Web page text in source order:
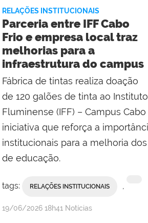
IFF
Campus
Cabo
Frio
RELAÇÕES INSTITUCIONAIS
Parceria entre IFF Cabo
Frio e empresa local traz
melhorias para a
infraestrutura do campus
Fábrica de tintas realiza doação
de 120 galões de tinta ao
Fluminense (IFF) – Campus
iniciativa que reforça a
institucionais para a melhoria
de educação.
tags: RELAÇÕES INSTITUCIONAIS ,
por
publicado
19/06/2026 18h41 Notícias